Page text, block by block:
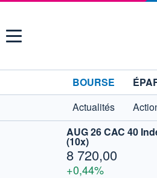
Menu
BOURSE
Actualités
AUG 26 CAC 40
(10x)
8 720,00
+0,44%